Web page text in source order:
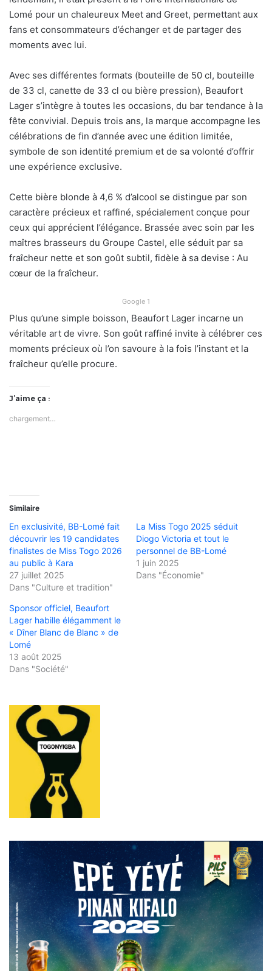
Lomé pour un chaleureux Meet and Greet, permettant aux
fans et consommateurs d’échanger et de partager des
moments avec lui.
Avec ses différentes formats (bouteille de 50 cl, bouteille
de 33 cl, canette de 33 cl ou bière pression), Beaufort
Lager s’intègre à toutes les occasions, du bar tendance à la
fête convivial. Depuis trois ans, la marque accompagne les
célébrations de fin d’année avec une édition limitée,
symbole de son identité premium et de sa volonté d’offrir
une expérience exclusive.
Cette bière blonde à 4,6 % d’alcool se distingue par son
caractère précieux et raffiné, spécialement conçue pour
ceux qui apprécient l’élégance. Brassée avec soin par les
maîtres brasseurs du Groupe Castel, elle séduit par sa
fraîcheur nette et son goût subtil, fidèle à sa devise : Au
cœur de la fraîcheur.
Google 1
Plus qu’une simple boisson, Beaufort Lager incarne un
véritable art de vivre. Son goût raffiné invite à célébrer ces
moments précieux où l’on savoure à la fois l’instant et la
fraîcheur qu’elle procure.
J’aime ça :
chargement…
Similaire
En exclusivité, BB-Lomé fait
découvrir les 19 candidates
finalistes de Miss Togo 2026
au public à Kara
27 juillet 2025
Dans "Culture et tradition"
La Miss Togo 2025 séduit
Diogo Victoria et tout le
personnel de BB-Lomé
1 juin 2025
Dans "Économie"
Sponsor officiel, Beaufort
Lager habille élégamment le
« Dîner Blanc de Blanc » de
Lomé
13 août 2025
Dans "Société"